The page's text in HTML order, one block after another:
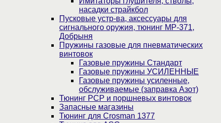
насадки страйкбол
Пусковые устр-ва, аксессуары для
сигнального оружия, тюнинг МР-371,
Добрыня
Пружины газовые для пневматических
винтовок
Газовые пружины Стандарт
Газовые пружины УСИЛЕННЫЕ
Газовые пружины усиленные,
обслуживаемые (заправка Азот)
Тюнинг PCP и поршневых винтовок
Запасные магазины
Тюнинг для Crosman 1377